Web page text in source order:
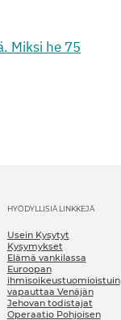
Miksi he 75
HYÖDYLLISIÄ LINKKEJÄ
Usein Kysytyt
Kysymykset
Elämä vankilassa
Euroopan
ihmisoikeustuomioistuin
vapauttaa Venäjän
Jehovan todistajat
Operaatio Pohjoisen